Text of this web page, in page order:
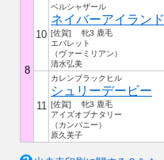
8
10
ベルシャザール
ネイバーアイランド
[佐賀] 牝3 鹿毛
エバレット
（ヴァーミリアン）
清水弘美
11
カレンブラックヒル
シュリーデービー
[佐賀] 牝3 鹿毛
アイズオブナタリー
（カンパニー）
原久美子